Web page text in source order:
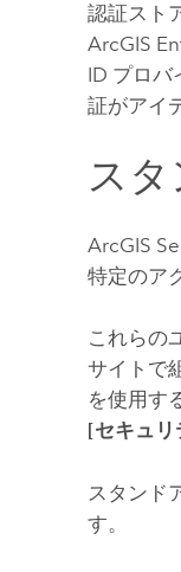
認証スト
ArcGIS
ID プロバ
証がアイ
ス
ArcGIS
特定のア
これらの
サイトで
を使用す
[セキュリ
スタンド
す。